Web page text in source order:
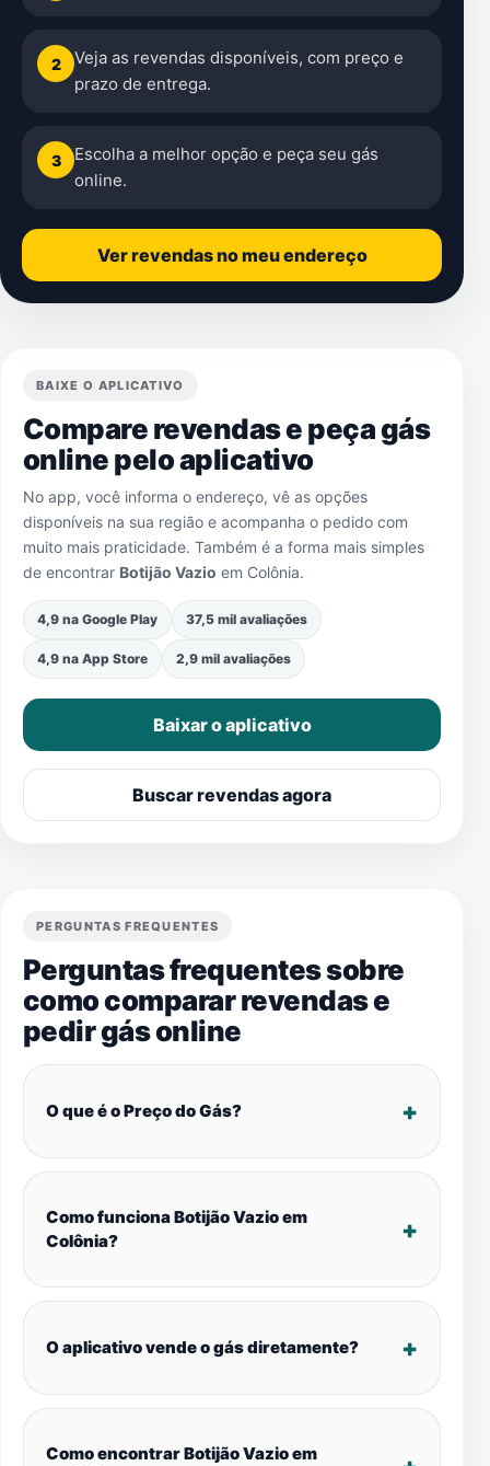
2
Veja as revendas disponíveis, com preço e
prazo de entrega.
3
Escolha a melhor opção e peça seu gás
online.
Ver revendas no meu endereço
BAIXE O APLICATIVO
Compare revendas e peça gás
online pelo aplicativo
No app, você informa o endereço, vê as opções
disponíveis na sua região e acompanha o pedido com
muito mais praticidade. Também é a forma mais simples
de encontrar Botijão Vazio em Colônia.
4,9 na Google Play 37,5 mil avaliações
4,9 na App Store 2,9 mil avaliações
Baixar o aplicativo
Buscar revendas agora
PERGUNTAS FREQUENTES
Perguntas frequentes sobre
como comparar revendas e
pedir gás online
O que é o Preço do Gás?
Como funciona Botijão Vazio em
Colônia?
O aplicativo vende o gás diretamente?
Como encontrar Botijão Vazio em